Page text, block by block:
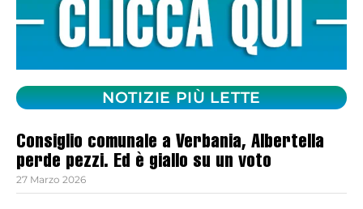
NOTIZIE PIÙ LETTE
Consiglio comunale a Verbania, Albertella
perde pezzi. Ed è giallo su un voto
27 Marzo 2026